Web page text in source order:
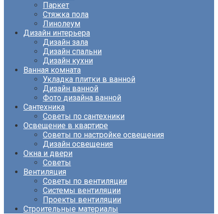
Паркет
Стяжка пола
Линолеум
Дизайн интерьера
Дизайн зала
Дизайн спальни
Дизайн кухни
Ванная комната
Укладка плитки в ванной
Дизайн ванной
Фото дизайна ванной
Сантехника
Советы по сантехники
Освещение в квартире
Советы по настройке освещения
Дизайн освещения
Окна и двери
Советы
Вентиляция
Советы по вентиляции
Системы вентиляции
Проекты вентиляции
Строительные материалы